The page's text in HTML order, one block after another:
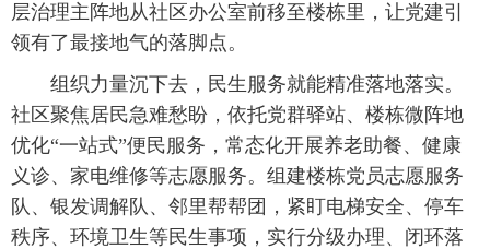
层治理主阵地从社区办公室前移至楼栋里，让党建引
领有了最接地气的落脚点。
组织力量沉下去，民生服务就能精准落地落实。
社区聚焦居民急难愁盼，依托党群驿站、楼栋微阵地
优化“一站式”便民服务，常态化开展养老助餐、健康
义诊、家电维修等志愿服务。组建楼栋党员志愿服务
队、银发调解队、邻里帮帮团，紧盯电梯安全、停车
秩序、环境卫生等民生事项，实行分级办理、闭环落